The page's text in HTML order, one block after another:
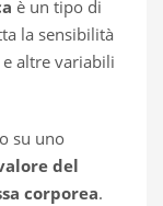
è un tipo di
la sensibilità
altre variabili
su uno
del
corporea.